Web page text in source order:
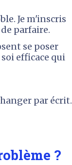
Je m'inscris
parfaire.
se poser
efficace qui
par écrit.
?